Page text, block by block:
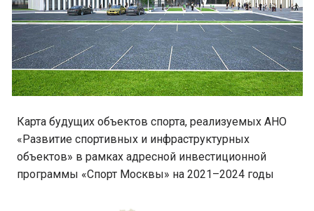
Карта будущих объектов спорта, реализуемых АНО
«Развитие спортивных и инфраструктурных
объектов» в рамках адресной инвестиционной
программы «Спорт Москвы» на 2021–2024 годы